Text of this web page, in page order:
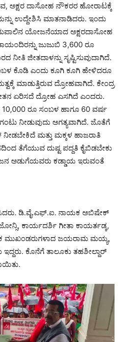
ಅಕ್ಷರ ದಾಸೋಹ ನೌಕರರ ಹೋರಾಟಕ್ಕೆ
ಉದ್ದೇಶಿಸಿ ಮಾತನಾಡಿದರು. ಇಂದು
ಸಮಪಾಲಿನ ಯೋಜನೆಯಾದ ಅಕ್ಷರದಾಸೋಹ
ಜುಜುಬಿ 3,600 ರೂ
ನೀತಿ ಜೀತದಾಳನ್ನು ಸೃಷ್ಟಿಸುವುದಾಗಿದೆ.
ಕೊಡಿ ಎಂದು ಕೂಗಿ ಕೂಗಿ ಹೇಳಿದರೂ
ಮಾಡುತ್ತಿರುವ ದ್ರೋಹವಾಗಿದೆ. ಕೇಂದ್ರ
ಏರಿಸದೆ ದ್ರೋಹ ಎಸಗಿದೆ ಎಂದರು.
ರೂ ಸಂಬಳ ಹಾಗೂ 60 ವರ್ಷ
ನೀಡುವುದು ಅಗತ್ಯವಾಗಿದೆ. ಜೊತೆಗೆ
ಮತ್ತು ಮಕ್ಕಳ ಹಾಜರಾತಿ
ತೆಗೆಯುವ ದುಷ್ಟ ಪದ್ದತಿ ಕೈಬಿಡಬೇಕು
ಅಡುಗೆಯವರು ಕಡ್ಡಾಯ ಇರುವಂತೆ
ಡಿ.ವೈ.ಎಫ್.ಐ. ನಾಯಕ ಅಬಿಷೇಕ್
ಕಾರ್ಯದರ್ಶಿ ಗೀತಾ ಕಾಯರ್ತಡ್ಕ,
ಮುಖಂಡರುಗಳಾದ ಜಯರಾಮ ಮಯ್ಯ,
ಕೊನೆಗೆ ತಾಲೂಕು ತಹಶೀಲ್ದಾರ್